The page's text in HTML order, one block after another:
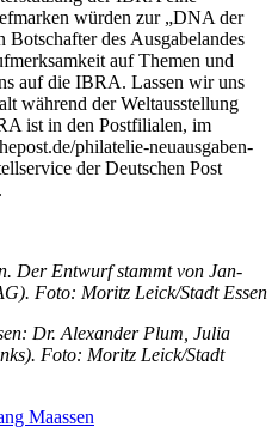
würden zur „DNA der
Botschafter des Ausgabelandes
auf Themen und
auf die IBRA. Lassen wir uns
während der Weltausstellung
ist in den Postfilialen, im
philatelie-neuausgaben-
der Deutschen Post
Der Entwurf stammt von Jan-
Foto: Moritz Leick/Stadt Essen
Dr. Alexander Plum, Julia
Foto: Moritz Leick/Stadt
Maassen